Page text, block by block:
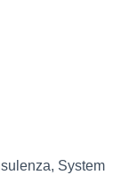
System